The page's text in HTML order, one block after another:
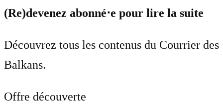
(Re)devenez abonné⋅e pour lire la suite
Découvrez tous les contenus du Courrier des
Balkans.
Offre découverte